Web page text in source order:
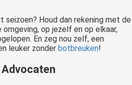
seizoen? Houd dan rekening met de
op jezelf en op elkaar,
En zeg nou zelf, een
leuker zonder botbreuken!